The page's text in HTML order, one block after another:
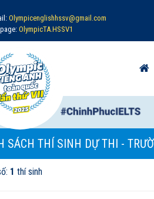
Olympicenglishhssv@gmail.com
OlympicTA.HSSV1
SÁCH THÍ SINH DỰ THI -
1 thí sinh